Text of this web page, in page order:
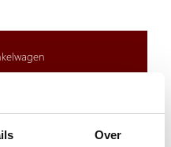
Over
de volgende werkdag